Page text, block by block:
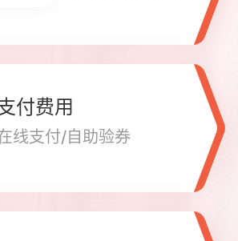
付费用
线支付/自助验券